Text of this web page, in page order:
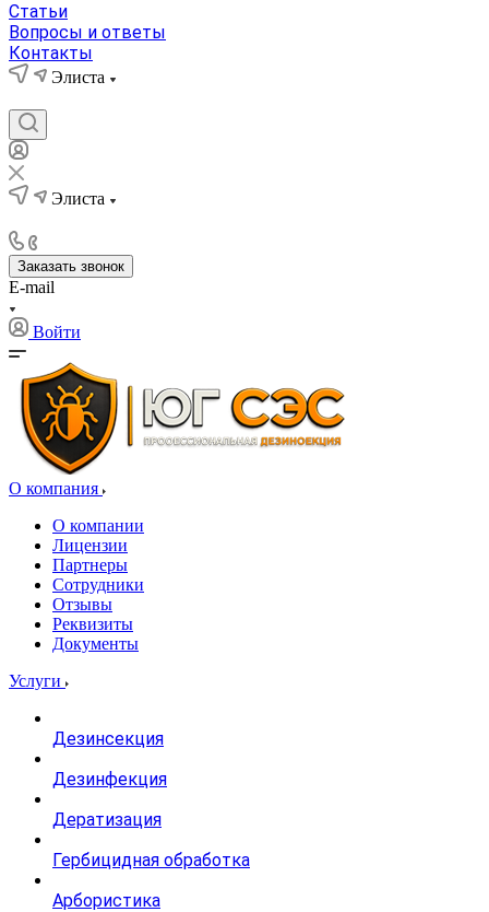
Статьи
Вопросы и ответы
Контакты
Элиста
Элиста
Заказать звонок
E-mail
Войти
О компания
О компании
Лицензии
Партнеры
Сотрудники
Отзывы
Реквизиты
Документы
Услуги
Дезинсекция
Дезинфекция
Дератизация
Гербицидная обработка
Арбористика